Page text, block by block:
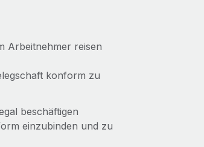
Arbeitnehmer reisen
konform zu
beschäftigen
einzubinden und zu